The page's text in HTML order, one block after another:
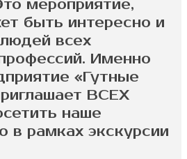
мероприятие,
быть интересно и
всех
Именно
«Гутные
ВСЕХ
наше
в рамках экскурсии